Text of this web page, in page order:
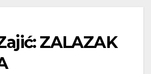
ZALAZAK